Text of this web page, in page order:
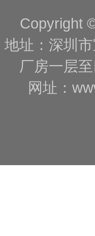
Copyright
地址：深圳
厂房一层
网址：